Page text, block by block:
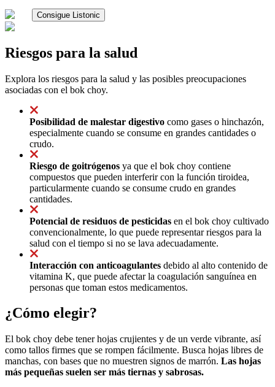
Consigue Listonic
Riesgos para la salud
Explora los riesgos para la salud y las posibles preocupaciones
asociadas con el bok choy.
Posibilidad de malestar digestivo como gases o hinchazón,
especialmente cuando se consume en grandes cantidades o
crudo.
Riesgo de goitrógenos ya que el bok choy contiene
compuestos que pueden interferir con la función tiroidea,
particularmente cuando se consume crudo en grandes
cantidades.
Potencial de residuos de pesticidas en el bok choy cultivado
convencionalmente, lo que puede representar riesgos para la
salud con el tiempo si no se lava adecuadamente.
Interacción con anticoagulantes debido al alto contenido de
vitamina K, que puede afectar la coagulación sanguínea en
personas que toman estos medicamentos.
¿Cómo elegir?
El bok choy debe tener hojas crujientes y de un verde vibrante, así
como tallos firmes que se rompen fácilmente. Busca hojas libres de
manchas, con bases que no muestren signos de marrón. Las hojas
más pequeñas suelen ser más tiernas y sabrosas.